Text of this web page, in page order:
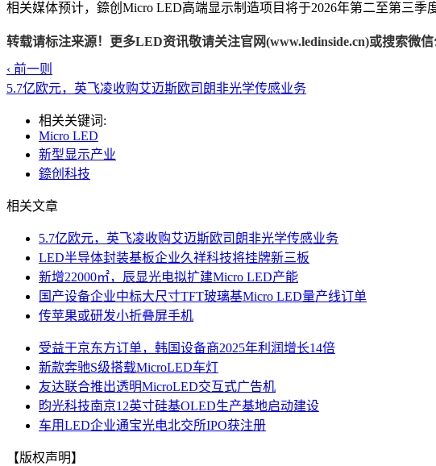
相关媒体预计，錼创Micro LED高端显示制造项目将于2026年第二至第三
转载请标注来源！更多LED资讯敬请关注官网(www.ledinside.cn)或搜索微信
‹ 前一则
5.7亿欧元，英飞凌收购艾迈斯欧司朗非光学传感业务
相关关键词:
Micro LED
新型显示产业
錼创科技
相关文章
5.7亿欧元，英飞凌收购艾迈斯欧司朗非光学传感业务
LED半导体封装基板企业久祥科技将挂牌新三板
新增22000㎡，辰显光电拟扩建Micro LED产能
国产设备企业中标大尺寸TFT玻璃基Micro LED量产线订单
传苹果或研发小折叠屏手机
受益于京东方订单，韩国设备商2025年利润增长14倍
新款奔驰S级搭载MicroLED车灯
友达联合推出透明MicroLED交互式广告机
昀光科技南京12英寸硅基OLED生产基地启动建设
车用LED企业通宝光电北交所IPO获注册
【版权声明】